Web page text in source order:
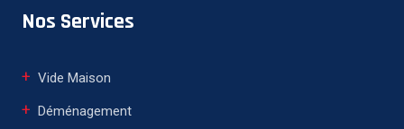
Nos Services
Vide Maison
Déménagement